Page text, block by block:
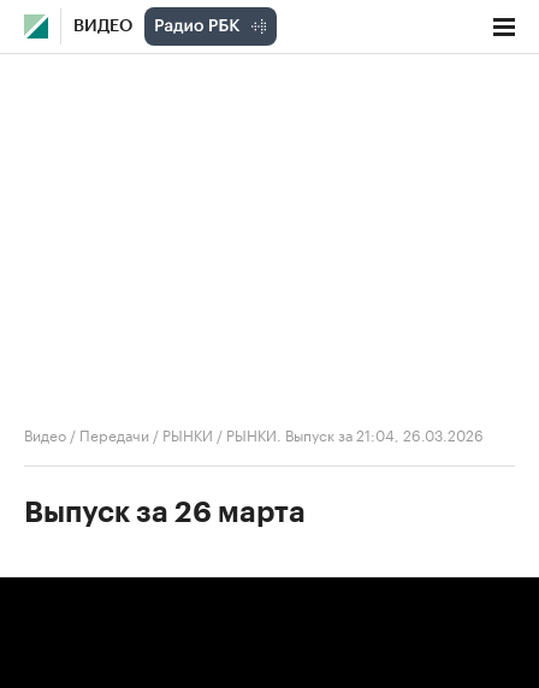
ВИДЕО
Видео / Передачи / РЫНКИ / РЫНКИ. Выпуск за 21:04, 26.03.2026
Выпуск за 26 марта